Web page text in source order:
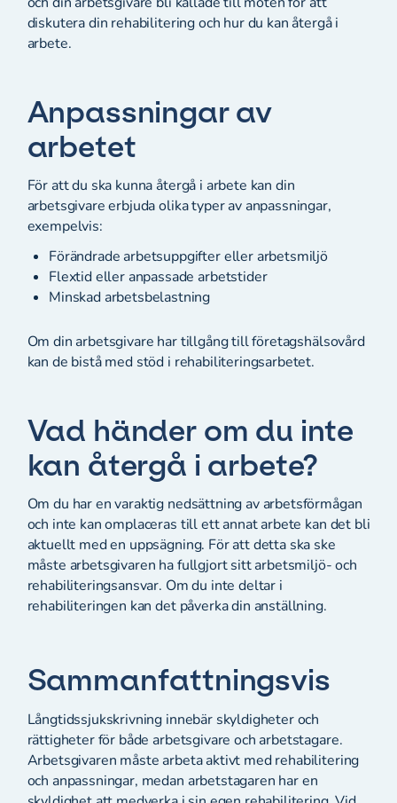
diskutera din rehabilitering och hur du kan återgå i
arbete.
Anpassningar av
arbetet
För att du ska kunna återgå i arbete kan din
arbetsgivare erbjuda olika typer av anpassningar,
exempelvis:
Förändrade arbetsuppgifter eller arbetsmiljö
Flextid eller anpassade arbetstider
Minskad arbetsbelastning
Om din arbetsgivare har tillgång till företagshälsovård
kan de bistå med stöd i rehabiliteringsarbetet.
Vad händer om du inte
kan återgå i arbete?
Om du har en varaktig nedsättning av arbetsförmågan
och inte kan omplaceras till ett annat arbete kan det bli
aktuellt med en uppsägning. För att detta ska ske
måste arbetsgivaren ha fullgjort sitt arbetsmiljö- och
rehabiliteringsansvar. Om du inte deltar i
rehabiliteringen kan det påverka din anställning.
Sammanfattningsvis
Långtidssjukskrivning innebär skyldigheter och
rättigheter för både arbetsgivare och arbetstagare.
Arbetsgivaren måste arbeta aktivt med rehabilitering
och anpassningar, medan arbetstagaren har en